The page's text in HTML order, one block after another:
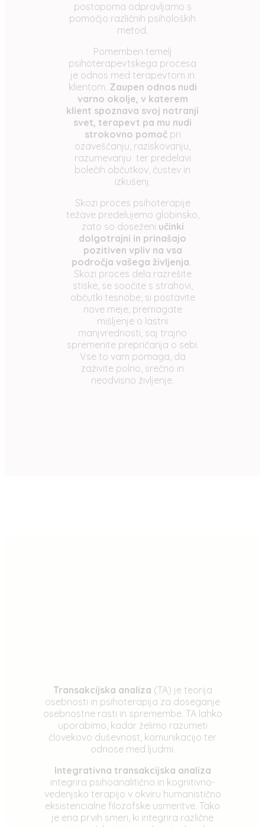
postopoma odpravljamo s
pomočjo različnih psiholoških
metod.
Pomemben temelj
psihoterapevtskega procesa
je odnos med terapevtom in
klientom. Zaupen odnos nudi
varno okolje, v katerem
klient spoznava svoj notranji
svet, terapevt pa mu nudi
strokovno pomočpri
ozaveščanju, raziskovanju,
razumevanju ter predelavi
bolečih občutkov, čustev in
izkušenj.
Skozi proces psihoterapije
težave predelujemo globinsko,
zato so doseženi učinki
dolgotrajni in prinašajo
pozitiven vpliv na vsa
področja vašega življenja.
Skozi proces dela razrešite
stiske, se soočite s strahovi,
občutki tesnobe, si postavite
nove meje, premagate
mišljenje o lastni
manjvrednosti, saj trajno
spremenite prepričanja o sebi.
Vse to vam pomaga, da
zaživite polno, srečno in
neodvisno življenje.
Transakcijska analiza (TA) je teorija
osebnosti in psihoterapija za doseganje
osebnostne rasti in spremembe. TA lahko
uporabimo, kadar želimo razumeti
človekovo duševnost, komunikacijo ter
odnose med ljudmi.
Integrativna transakcijska analiza
integrira psihoanalitično in kognitivno-
vedenjsko terapijo v okviru humanistično
eksistencialne filozofske usmeritve. Tako
je ena prvih smeri, ki integrira različne